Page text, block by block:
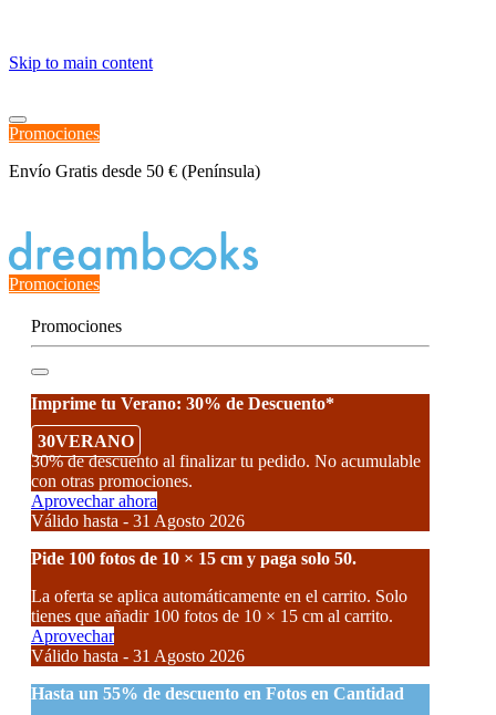
Skip to main content
Promociones
Envío Gratis desde 50 € (Península)
Promociones
Promociones
Imprime tu Verano: 30% de Descuento*
30VERANO
30% de descuento al finalizar tu pedido. No acumulable
con otras promociones.
Aprovechar ahora
Válido hasta - 31 Agosto 2026
Pide 100 fotos de 10 × 15 cm y paga solo 50.
La oferta se aplica automáticamente en el carrito. Solo
tienes que añadir 100 fotos de 10 × 15 cm al carrito.
Aprovechar
Válido hasta - 31 Agosto 2026
Hasta un 55% de descuento en Fotos en Cantidad
≡